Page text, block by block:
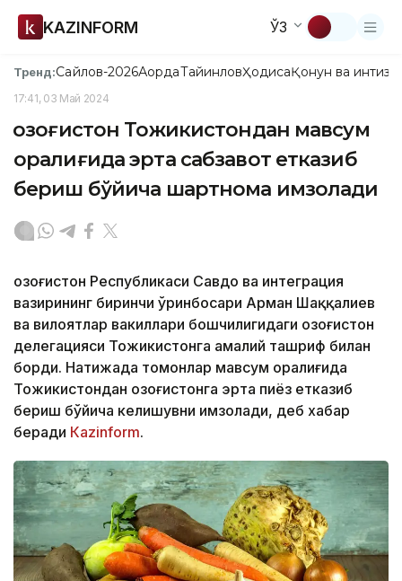
KAZINFORM ЎЗ
Тренд:Сайлов-2026АқордаТайинловҲодисаҚонун ва
17:41, 03 Май 2024
Қозоғистон Тожикистондан мавсум
оралиғида эрта сабзавот етказиб
бериш бўйича шартнома имзолади
Қозоғистон Республикаси Савдо ва интеграция
вазирининг биринчи ўринбосари Арман Шаққалиев
ва вилоятлар вакиллари бошчилигидаги Қозоғистон
делегацияси Тожикистонга амалий ташриф билан
борди. Натижада томонлар мавсум оралиғида
Тожикистондан Қозоғистонга эрта пиёз етказиб
бериш бўйича келишувни имзолади, деб хабар
беради Каzinform.